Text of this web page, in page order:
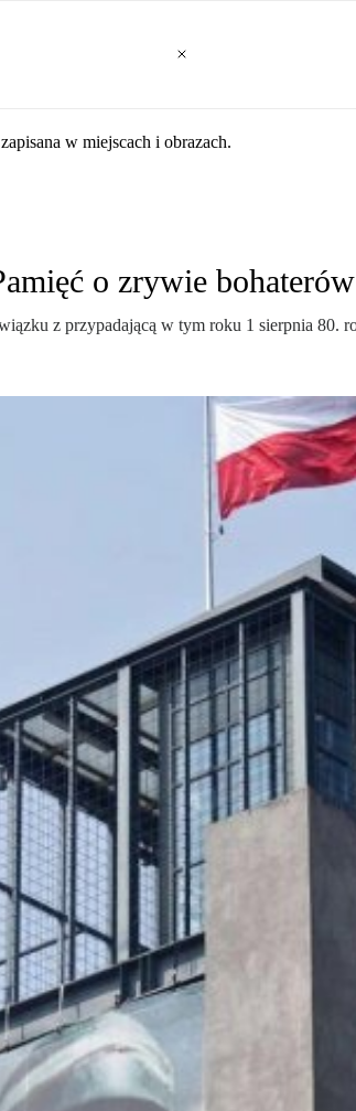
w miejscach i obrazach.
o zrywie
z przypadającą w tym roku 1 sierpnia 80.